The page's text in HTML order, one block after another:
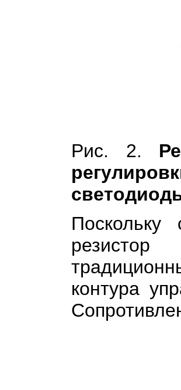
Рис. 2.
Поскольку
контура